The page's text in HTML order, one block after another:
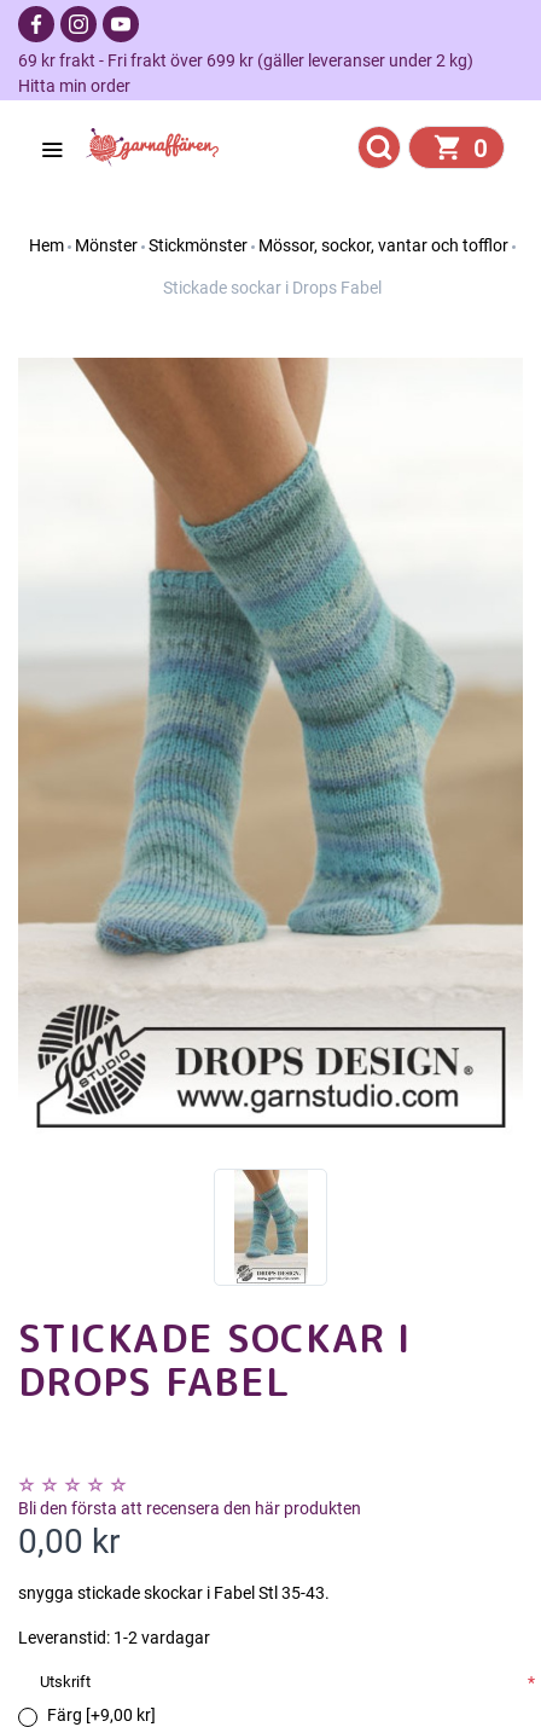
69 kr frakt - Fri frakt över 699 kr (gäller leveranser under 2 kg)
Hitta min order
0
Hem Mönster Stickmönster Mössor, sockor, vantar och tofflor
Stickade sockar i Drops Fabel
STICKADE SOCKAR I
DROPS FABEL
Bli den första att recensera den här produkten
0,00 kr
snygga stickade skockar i Fabel Stl 35-43.
Leveranstid: 1-2 vardagar
Utskrift
*
Färg [+9,00 kr]